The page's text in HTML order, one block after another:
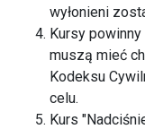
wyłonieni
Kursy
muszą mieć
Kodeksu
celu.
Kurs